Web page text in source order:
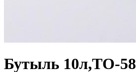
Бутыль 10л,ТО-58